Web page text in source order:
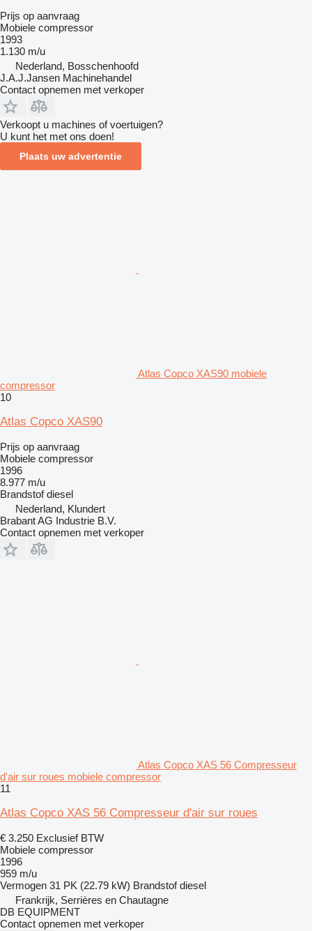
Prijs op aanvraag
Mobiele compressor
1993
1.130 m/u
Nederland, Bosschenhoofd
J.A.J.Jansen Machinehandel
Contact opnemen met verkoper
Verkoopt u machines of voertuigen?
U kunt het met ons doen!
Plaats uw advertentie
Atlas Copco XAS90 mobiele
compressor
10
Atlas Copco XAS90
Prijs op aanvraag
Mobiele compressor
1996
8.977 m/u
Brandstof diesel
Nederland, Klundert
Brabant AG Industrie B.V.
Contact opnemen met verkoper
Atlas Copco XAS 56 Compresseur
d'air sur roues mobiele compressor
11
Atlas Copco XAS 56 Compresseur d'air sur roues
€ 3.250 Exclusief BTW
Mobiele compressor
1996
959 m/u
Vermogen 31 PK (22.79 kW) Brandstof diesel
Frankrijk, Serrières en Chautagne
DB EQUIPMENT
Contact opnemen met verkoper